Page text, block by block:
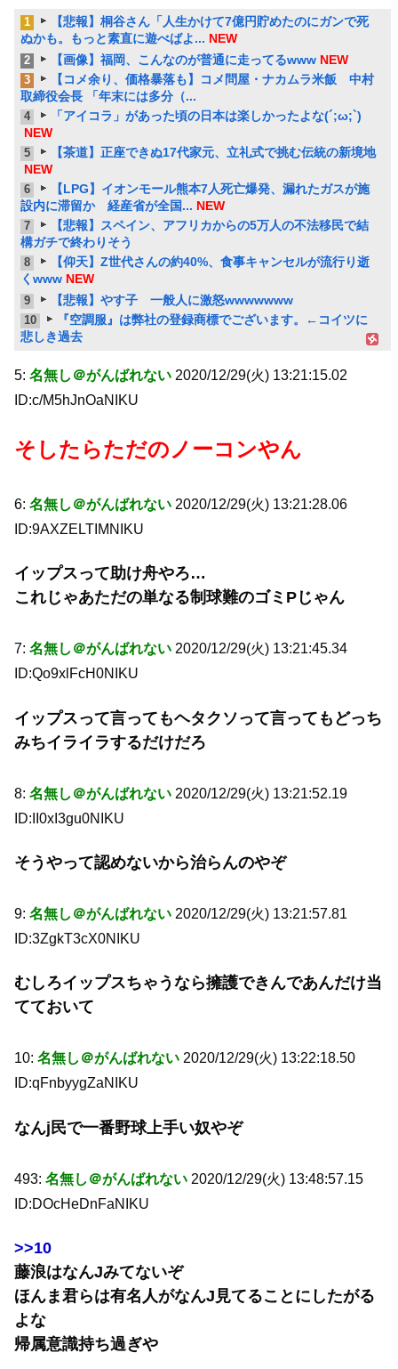
1
【悲報】桐谷さん「人生かけて7億円貯めたのにガンで死
ぬかも。もっと素直に遊べばよ... NEW
2 【画像】福岡、こんなのが普通に走ってるwww NEW
3
【コメ余り、価格暴落も】コメ問屋・ナカムラ米飯 中村
取締役会長 「年末には多分（...
4
「アイコラ」があった頃の日本は楽しかったよな(´;ω;`)
NEW
5
【茶道】正座できぬ17代家元、立礼式で挑む伝統の新境地
NEW
6
【LPG】イオンモール熊本7人死亡爆発、漏れたガスが施
設内に滞留か 経産省が全国... NEW
7
【悲報】スペイン、アフリカからの5万人の不法移民で結
構ガチで終わりそう
8
【仰天】Z世代さんの約40%、食事キャンセルが流行り逝
くwww NEW
9 【悲報】やす子 一般人に激怒wwwwwww
10
『空調服』は弊社の登録商標でございます。←コイツに
悲しき過去
5: 名無し＠がんばれない 2020/12/29(火) 13:21:15.02
ID:c/M5hJnOaNIKU
そしたらただのノーコンやん
6: 名無し＠がんばれない 2020/12/29(火) 13:21:28.06
ID:9AXZELTIMNIKU
イップスって助け舟やろ…
これじゃあただの単なる制球難のゴミPじゃん
7: 名無し＠がんばれない 2020/12/29(火) 13:21:45.34
ID:Qo9xlFcH0NIKU
イップスって言ってもヘタクソって言ってもどっち
みちイライラするだけだろ
8: 名無し＠がんばれない 2020/12/29(火) 13:21:52.19
ID:II0xI3gu0NIKU
そうやって認めないから治らんのやぞ
9: 名無し＠がんばれない 2020/12/29(火) 13:21:57.81
ID:3ZgkT3cX0NIKU
むしろイップスちゃうなら擁護できんであんだけ当
てておいて
10: 名無し＠がんばれない 2020/12/29(火) 13:22:18.50
ID:qFnbyygZaNIKU
なんj民で一番野球上手い奴やぞ
493: 名無し＠がんばれない 2020/12/29(火) 13:48:57.15
ID:DOcHeDnFaNIKU
>>10
藤浪はなんJみてないぞ
ほんま君らは有名人がなんJ見てることにしたがる
よな
帰属意識持ち過ぎや